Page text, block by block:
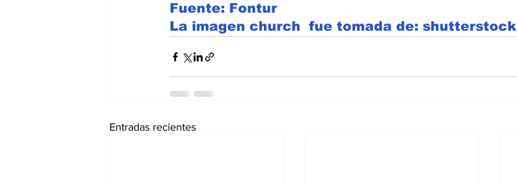
Fuente: Fontur
La imagen church  fue tomada de: shutterstock
Entradas recientes